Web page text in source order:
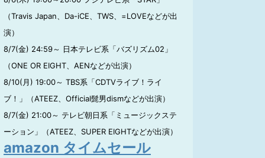
（Travis Japan、Da-iCE、TWS、=LOVEなどが出
演）
8/7(金) 24:59～ 日本テレビ系「バズリズム02」
（ONE OR EIGHT、AENなどが出演）
8/10(月) 19:00～ TBS系「CDTVライブ！ライ
ブ！」（ATEEZ、Official髭男dismなどが出演）
8/7(金) 21:00～ テレビ朝日系「ミュージックステ
ーション」（ATEEZ、SUPER EIGHTなどが出演）
amazon タイムセール